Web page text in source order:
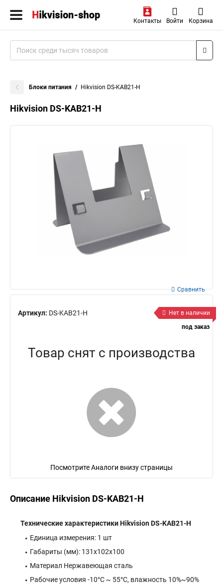
Контакты Войти Корзина
Блоки питания Hikvision DS-KAB21-H
Hikvision DS-KAB21-H
Артикул: DS-KAB21-H
Сравнить
Нет в наличии
под заказ
Товар снят с производства
Посмотрите Аналоги внизу страницы
Описание Hikvision DS-KAB21-H
Технические характеристики Hikvision DS-KAB21-H
Единица измерения: 1 шт
Габариты (мм): 131x102x100
Материал Нержавеющая сталь
Рабочие условия -10°C ~ 55°C, влажность 10%~90%